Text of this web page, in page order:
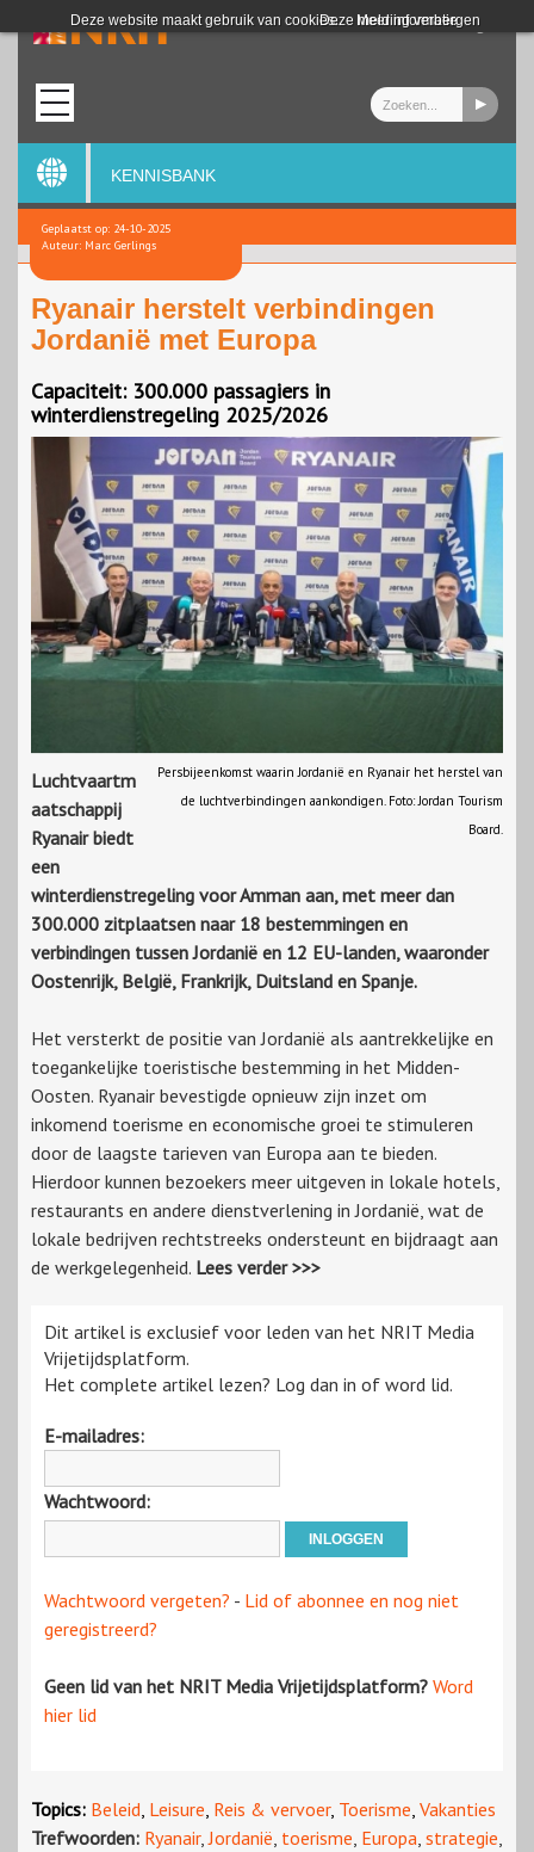
Deze website maakt gebruik van cookies. Meer informatie
Deze melding verbergen
Login
KENNISBANK
Geplaatst op: 24-10-2025
Auteur: Marc Gerlings
Ryanair herstelt verbindingen
Jordanië met Europa
Capaciteit: 300.000 passagiers in
winterdienstregeling 2025/2026
Persbijeenkomst waarin Jordanië en Ryanair het herstel van
de luchtverbindingen aankondigen. Foto: Jordan Tourism
Board.
Luchtvaartm
aatschappij
Ryanair biedt
een
winterdienstregeling voor Amman aan, met meer dan
300.000 zitplaatsen naar 18 bestemmingen en
verbindingen tussen Jordanië en 12 EU-landen, waaronder
Oostenrijk, België, Frankrijk, Duitsland en Spanje.
Het versterkt de positie van Jordanië als aantrekkelijke en
toegankelijke toeristische bestemming in het Midden-
Oosten. Ryanair bevestigde opnieuw zijn inzet om
inkomend toerisme en economische groei te stimuleren
door de laagste tarieven van Europa aan te bieden.
Hierdoor kunnen bezoekers meer uitgeven in lokale hotels,
restaurants en andere dienstverlening in Jordanië, wat de
lokale bedrijven rechtstreeks ondersteunt en bijdraagt aan
de werkgelegenheid. Lees verder >>>
Dit artikel is exclusief voor leden van het NRIT Media
Vrijetijdsplatform.
Het complete artikel lezen? Log dan in of word lid.
E-mailadres:
Wachtwoord:
Wachtwoord vergeten? - Lid of abonnee en nog niet
geregistreerd?
Geen lid van het NRIT Media Vrijetijdsplatform? Word
hier lid
Topics: Beleid, Leisure, Reis & vervoer, Toerisme, Vakanties
Trefwoorden: Ryanair,Jordanië, toerisme, Europa, strategie,